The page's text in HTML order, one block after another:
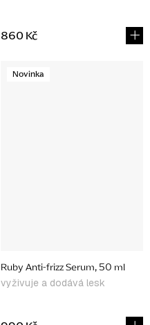
860 Kč
Novinka
Ruby Anti-frizz Serum, 50 ml
vyživuje a dodává lesk